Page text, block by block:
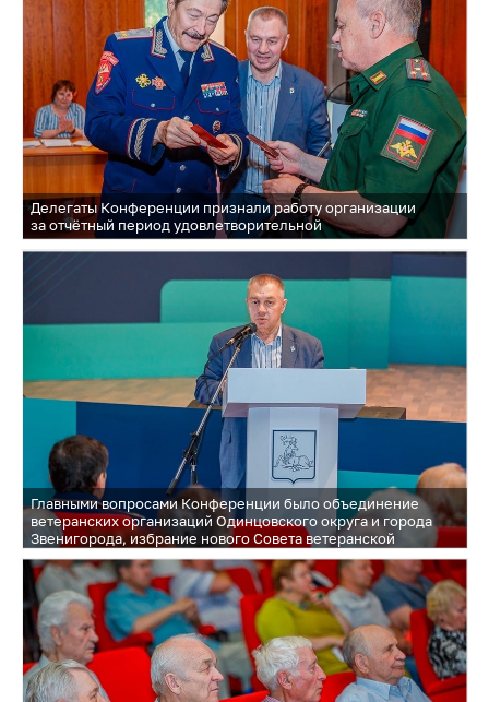
Делегаты Конференции признали работу организации
за отчётный период удовлетворительной
Главными вопросами Конференции было объединение
ветеранских организаций Одинцовского округа и города
Звенигорода, избрание нового Совета ветеранской
организации и контрольно-счётных органов